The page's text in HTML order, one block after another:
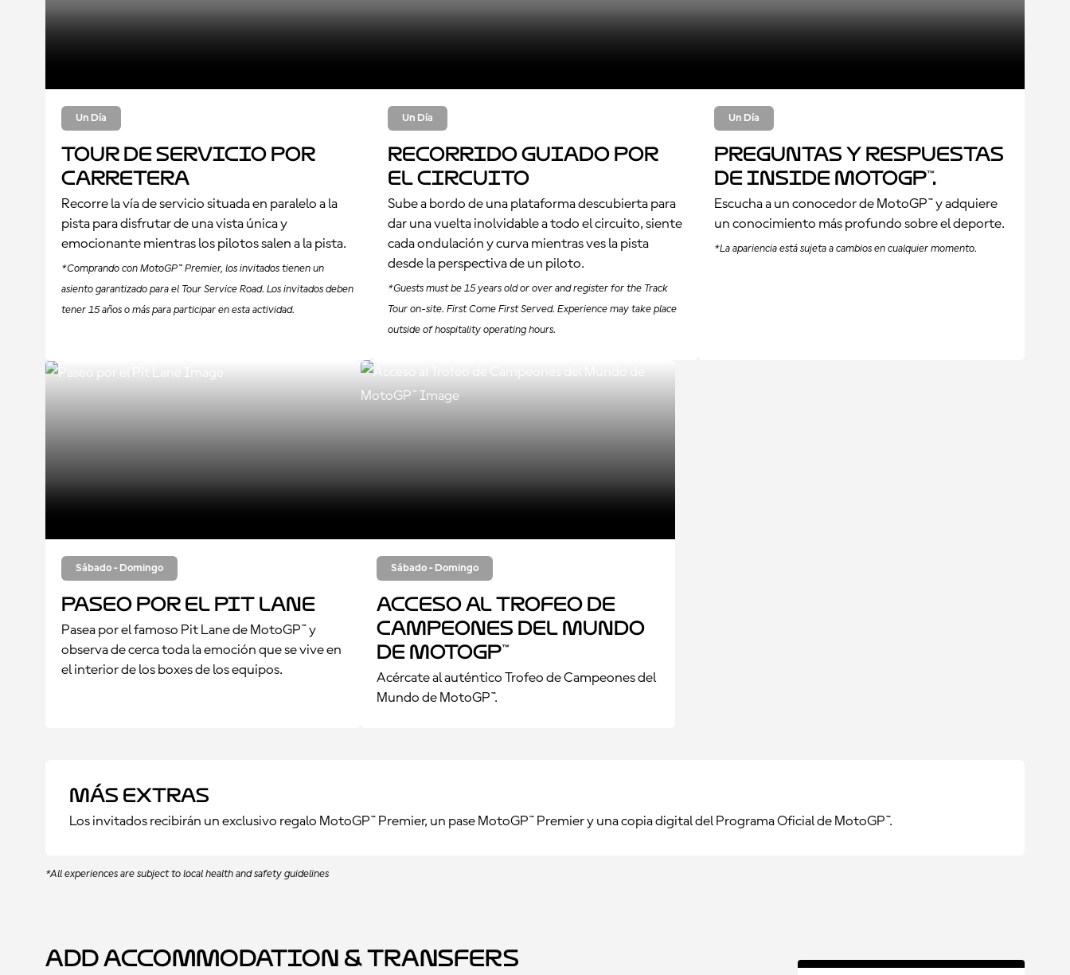
Un Día
Tour de Servicio por
Carretera
Recorre la vía de servicio situada en paralelo a la
pista para disfrutar de una vista única y
emocionante mientras los pilotos salen a la pista.
*Comprando con MotoGP™ Premier, los invitados tienen un
asiento garantizado para el Tour Service Road. Los invitados deben
tener 15 años o más para participar en esta actividad.
Un Día
Recorrido guiado por
el circuito
Sube a bordo de una plataforma descubierta para
dar una vuelta inolvidable a todo el circuito, siente
cada ondulación y curva mientras ves la pista
desde la perspectiva de un piloto.
*Guests must be 15 years old or over and register for the Track
Tour on-site. First Come First Served. Experience may take place
outside of hospitality operating hours.
Un Día
Preguntas y respuestas
de Inside MotoGP™.
Escucha a un conocedor de MotoGP™ y adquiere
un conocimiento más profundo sobre el deporte.
*La apariencia está sujeta a cambios en cualquier momento.
Sábado - Domingo
Paseo por el Pit Lane
Pasea por el famoso Pit Lane de MotoGP™ y
observa de cerca toda la emoción que se vive en
el interior de los boxes de los equipos.
Sábado - Domingo
Acceso al Trofeo de
Campeones del Mundo
de MotoGP™
Acércate al auténtico Trofeo de Campeones del
Mundo de MotoGP™.
Más Extras
Los invitados recibirán un exclusivo regalo MotoGP™ Premier, un pase MotoGP™ Premier y una copia digital del Programa Oficial de MotoGP™.
*All experiences are subject to local health and safety guidelines
Add Accommodation & Transfers